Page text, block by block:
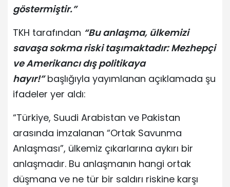
göstermiştir.”
TKH tarafından “Bu anlaşma, ülkemizi
savaşa sokma riski taşımaktadır: Mezhepçi
ve Amerikancı dış politikaya
hayır!”başlığıyla yayımlanan açıklamada şu
ifadeler yer aldı:
“Türkiye, Suudi Arabistan ve Pakistan
arasında imzalanan “Ortak Savunma
Anlaşması”, ülkemiz çıkarlarına aykırı bir
anlaşmadır. Bu anlaşmanın hangi ortak
düşmana ve ne tür bir saldırı riskine karşı